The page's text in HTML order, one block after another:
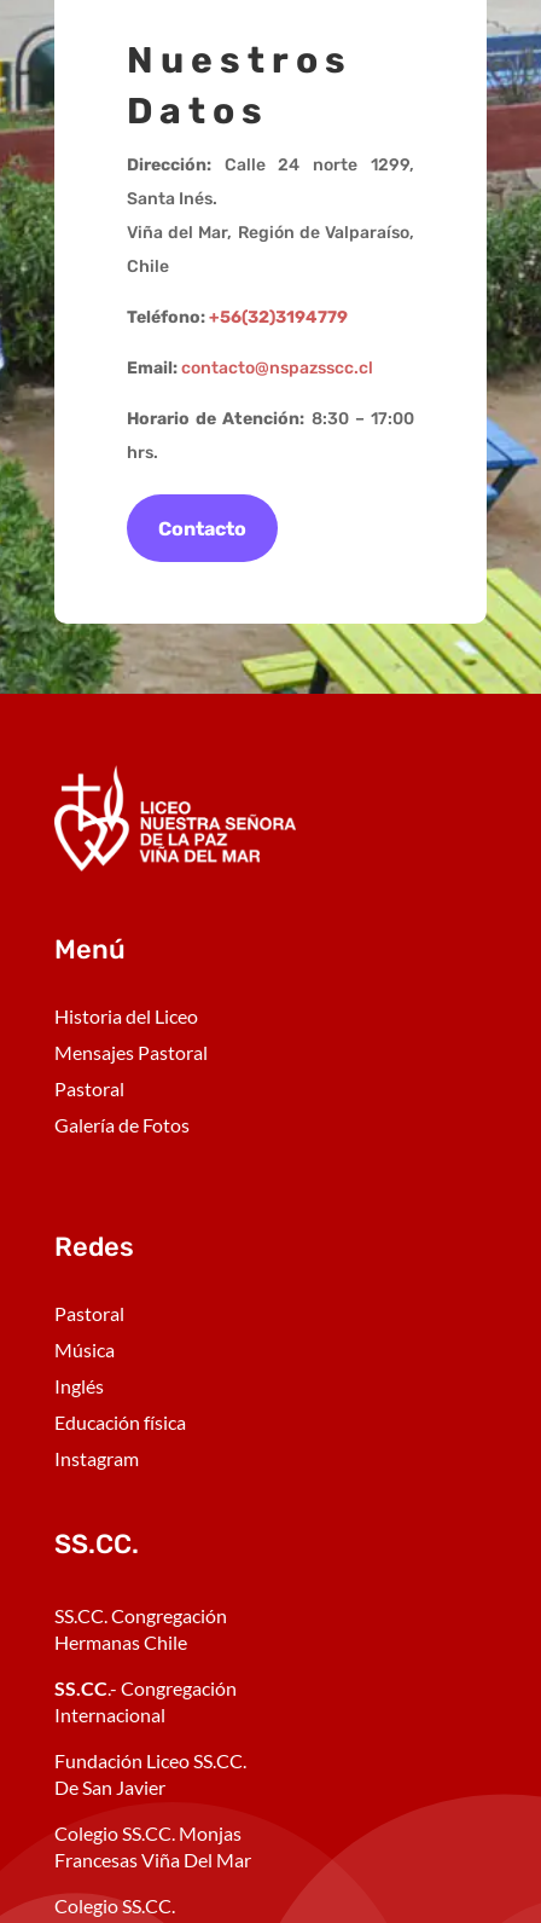
Nuestros
Datos
Dirección:Calle 24 norte 1299,
Santa Inés.
Viña del Mar, Región de Valparaíso,
Chile
Teléfono:+56(32)3194779
Email:contacto@nspazsscc.cl
Horario de Atención: 8:30 – 17:00
hrs.
Contacto
Menú
Historia del Liceo
Mensajes Pastoral
Pastoral
Galería de Fotos
Redes
Pastoral
Música
Inglés
Educación física
Instagram
SS.CC.
SS.CC. Congregación
Hermanas Chile
SS.CC.- Congregación
Internacional
Fundación Liceo SS.CC.
De San Javier
Colegio SS.CC. Monjas
Francesas Viña Del Mar
Colegio SS.CC.